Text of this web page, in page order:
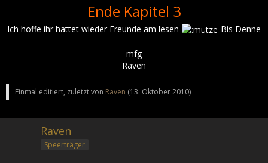
Ende Kapitel 3
Ich hoffe ihr hattet wieder Freunde am lesen Bis Denne
mfg
Raven
Einmal editiert, zuletzt von Raven (13. Oktober 2010)
Raven
Speerträger